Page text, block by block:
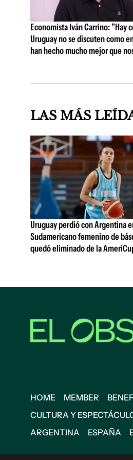
Economista Iván Carrino: "Hay
Uruguay no se discuten como
han hecho mucho mejor que
LAS MÁS
Uruguay perdió con Argentina
Sudamericano femenino de
quedó eliminado de la
HOME MEMBER
CULTURA Y
ARGENTINA
ESPAÑA